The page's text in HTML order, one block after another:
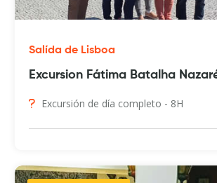
Salída de Lisboa
Excursion Fátima Batalha
Excursión de día completo - 8H